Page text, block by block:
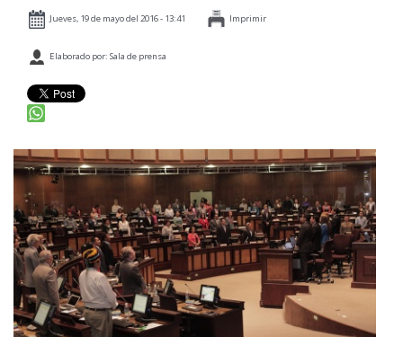
FISCALIZAMOS
PRENSA
PARTICIPACIÓN
RELACIONES INTERNACIONALES
AGENDA
Jueves, 19 de mayo del 2016 - 13:41 Imprimir
Elaborado por: Sala de prensa